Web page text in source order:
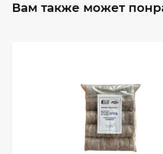
Вам также может